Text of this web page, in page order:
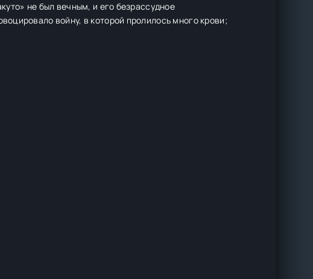
не был вечным, и его безрассудное
войну, в которой пролилось много крови;